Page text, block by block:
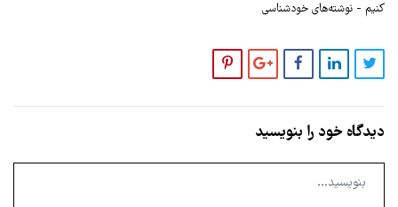
کنیم
نوشته‌های خودشناسی
دیدگاه خود را بنویسید